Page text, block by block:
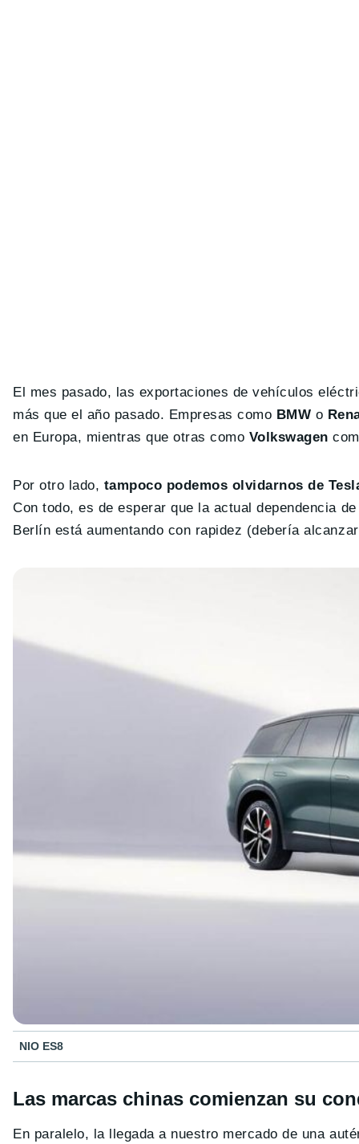
El mes pasado, las exportaciones de vehículos
más que el año pasado. Empresas como BMW o
en Europa, mientras que otras como Volkswagen
Por otro lado, tampoco podemos olvidarnos de
Con todo, es de esperar que la actual dependencia
Berlín está aumentando con rapidez (debería
NIO ES8
Las marcas chinas comienzan su
En paralelo, la llegada a nuestro mercado de una